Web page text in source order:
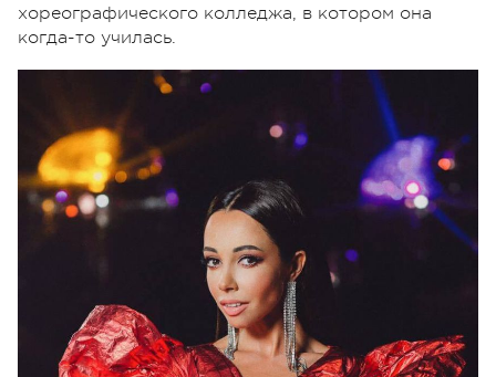
хореографического колледжа, в котором она
когда-то училась.